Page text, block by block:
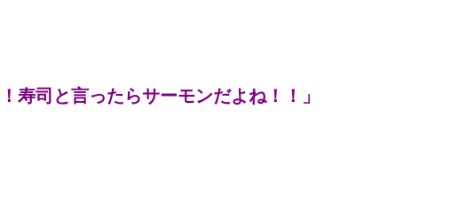
寿司と言ったらサーモンだよね！！」